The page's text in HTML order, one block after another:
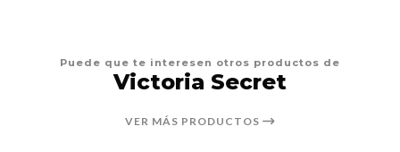
Puede que te interesen otros productos de
Victoria Secret
VER MÁS PRODUCTOS